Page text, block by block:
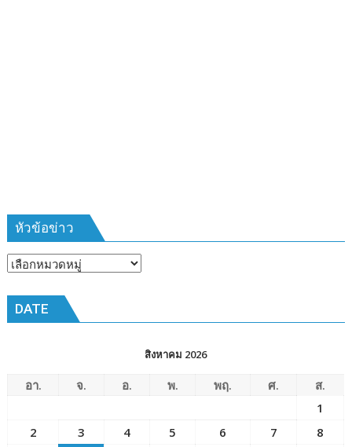
๒๕๖๙
หัวข้อข่าว
หัวข้อ
DATE
สิงหาคม 2026
อา. จ. อ. พ. พฤ. ศ.
ส.
1
2
3 4 5 6 7
8